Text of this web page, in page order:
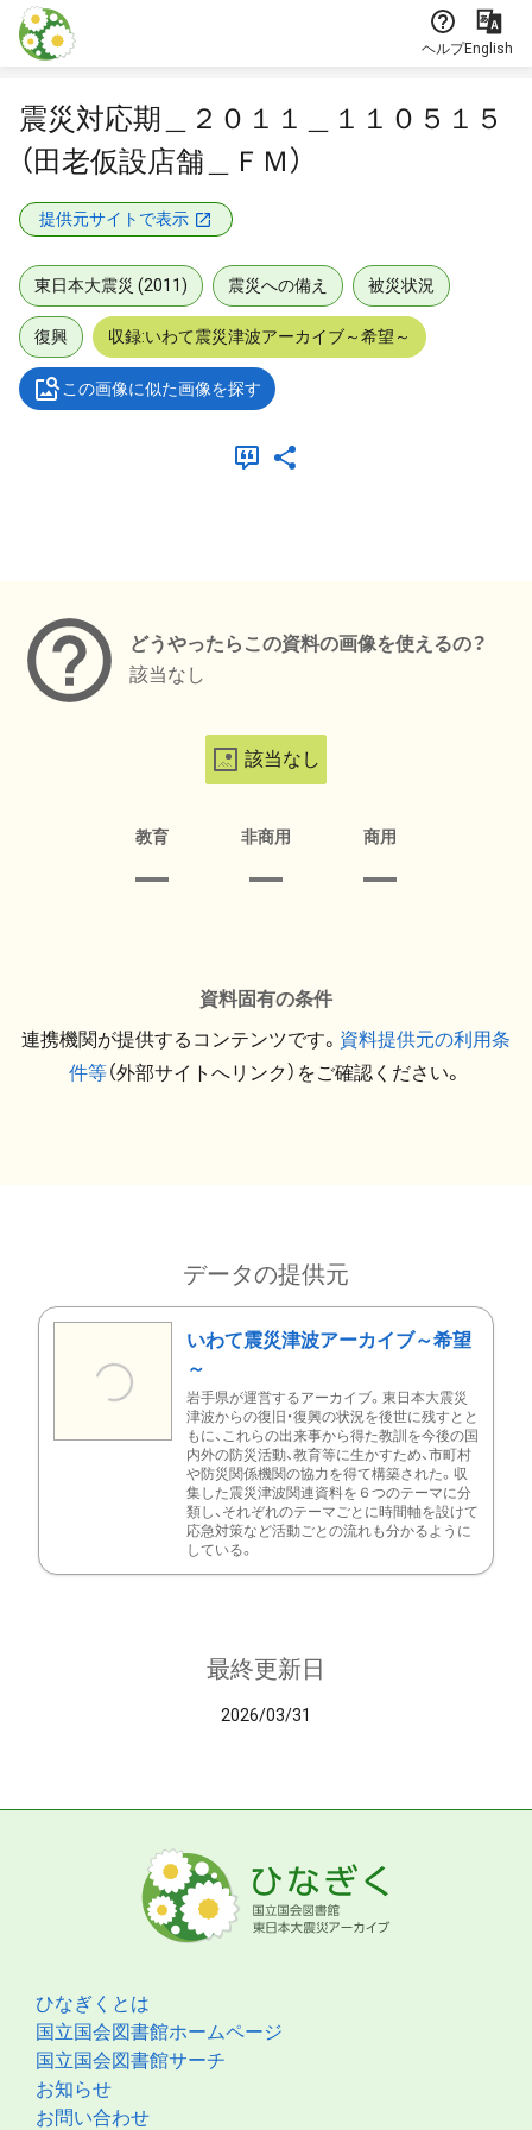
本文に飛ぶ
ヘルプEnglish
震災対応期＿２０１１＿１１０５１５
（田老仮設店舗＿ＦＭ）
提供元サイトで表示
東日本大震災 (2011) 震災への備え 被災状況
復興 収録:いわて震災津波アーカイブ～希望～
この画像に似た画像を探す
どうやったらこの資料の画像を使えるの？
該当なし
該当なし
教育 非商用 商用
資料固有の条件
連携機関が提供するコンテンツです。 資料提供元の利用条
件等（外部サイトへリンク）をご確認ください。
データの提供元
いわて震災津波アーカイブ～希望
～
岩手県が運営するアーカイブ。東日本大震災
津波からの復旧・復興の状況を後世に残すとと
もに、これらの出来事から得た教訓を今後の国
内外の防災活動、教育等に生かすため、市町村
や防災関係機関の協力を得て構築された。収
集した震災津波関連資料を６つのテーマに分
類し、それぞれのテーマごとに時間軸を設けて
応急対策など活動ごとの流れも分かるように
している。
最終更新日
2026/03/31
ひなぎくとは
国立国会図書館ホームページ
国立国会図書館サーチ
お知らせ
お問い合わせ